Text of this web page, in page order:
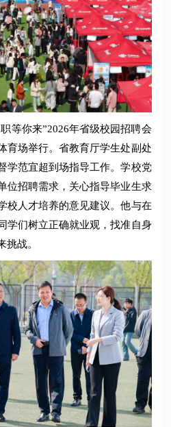
等你来”2026年省级校园招聘会
育场举行。省教育厅学生处副处
学范宜超到场指导工作。学校党
位招聘需求，关心指导毕业生求
校人才培养的意见建议。他与在
学们树立正确就业观，找准自身
挑战。